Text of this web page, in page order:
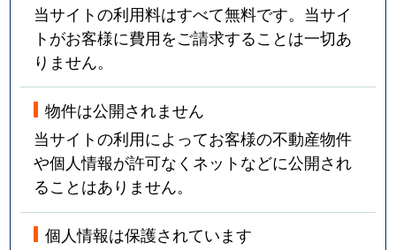
当サイトの利用料はすべて無料です。当サイ
トがお客様に費用をご請求することは一切あ
りません。
物件は公開されません
当サイトの利用によってお客様の不動産物件
や個人情報が許可なくネットなどに公開され
ることはありません。
個人情報は保護されています